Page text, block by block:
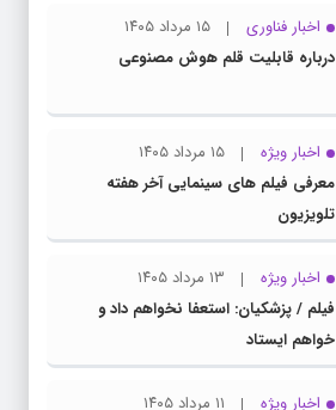
اخبار فناوری
۱۵ مرداد ۱۴۰۵
درباره قابلیت قلم هوش مصنوعی
اخبار ویژه
۱۵ مرداد ۱۴۰۵
معرفی فیلم های سینمایی آخر هفته
تلویزیون
اخبار ویژه
۱۳ مرداد ۱۴۰۵
فیلم / پزشکیان: استعفا نخواهم داد و
خواهم ایستاد
اخبار ویژه
۱۱ مرداد ۱۴۰۵